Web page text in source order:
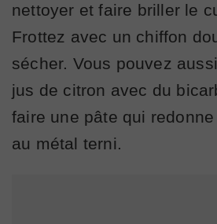
nettoyer et faire briller le
Frottez avec un chiffon
sécher. Vous pouvez
jus de citron avec du
faire une pâte qui
au métal terni.